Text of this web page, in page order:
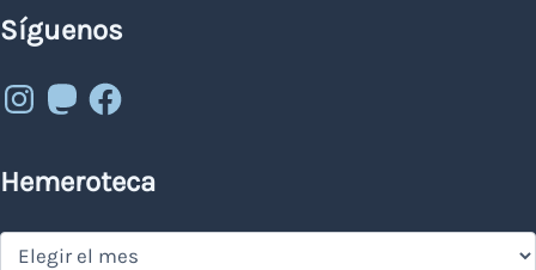
Síguenos
Instagram
MastodonFacebook
Hemeroteca
Hemeroteca